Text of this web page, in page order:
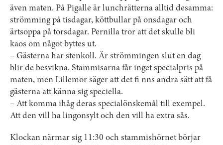
även maten. På Pigalle är lunchrätterna alltid desamma:
strömming på tisdagar, köttbullar på onsdagar och
ärtsoppa på torsdagar. Pernilla tror att det skulle bli
kaos om något byttes ut.
– Gästerna har stenkoll. Är strömmingen slut en dag
blir de besvikna. Stammisarna får inget specialpris på
maten, men Lillemor säger att det fi nns andra sätt att få
gästerna att känna sig speciella.
– Att komma ihåg deras specialönskemål till exempel.
Att den vill ha lingonsylt och den vill ha extra sås.
Klockan närmar sig 11:30 och stammishörnet börjar